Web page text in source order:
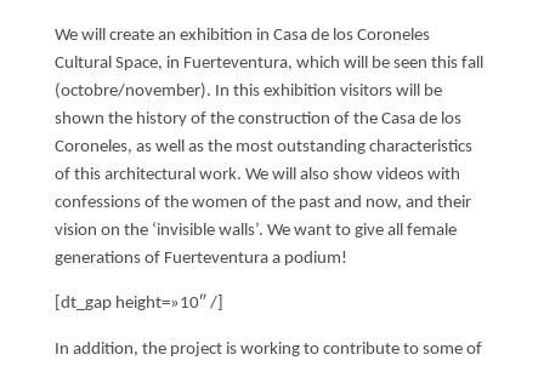
922 28 00 28
We will create an exhibition in Casa de los Coroneles
Cultural Space, in Fuerteventura, which will be seen this fall
(octobre/november). In this exhibition visitors will be
shown the history of the construction of the Casa de los
Coroneles, as well as the most outstanding characteristics
of this architectural work. We will also show videos with
confessions of the women of the past and now, and their
vision on the ‘invisible walls’. We want to give all female
generations of Fuerteventura a podium!
[dt_gap height=»10″ /]
In addition, the project is working to contribute to some of